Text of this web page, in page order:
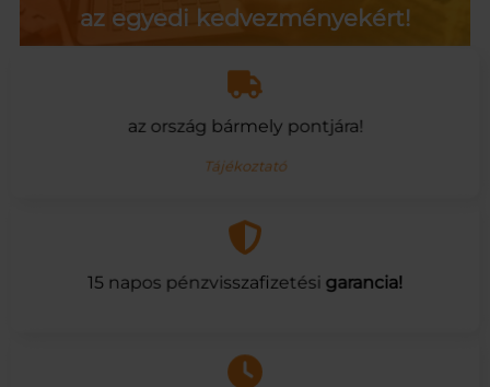
az egyedi kedvezményekért!
az ország bármely pontjára!
Tájékoztató
15 napos pénzvisszafizetési garancia!